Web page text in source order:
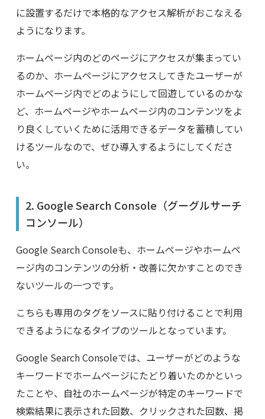
に設置するだけで本格的なアクセス解析がおこなえる
ようになります。
ホームページ内のどのページにアクセスが集まってい
るのか、ホームページにアクセスしてきたユーザーが
ホームページ内でどのようにして回遊しているのかな
ど、ホームページやホームページ内のコンテンツをよ
り良くしていくために活用できるデータを蓄積してい
けるツールなので、ぜひ導入するようにしてくださ
い。
2. Google Search Console （グーグルサーチ
コンソール）
Google Search Consoleも、ホームページやホームペ
ージ内のコンテンツの分析・改善に欠かすことのでき
ないツールの一つです。
こちらも専用のタグをソースに貼り付けることで利用
できるようになるタイプのツールとなっています。
Google Search Consoleでは、ユーザーがどのような
キーワードでホームページにたどり着いたのかといっ
たことや、自社のホームページが特定のキーワードで
検索結果に表示された回数、クリックされた回数、掲